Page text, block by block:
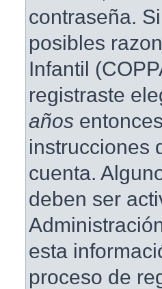
contraseña.
posibles
Infantil
registraste
años
instrucciones
cuenta.
deben ser
esta
proceso de